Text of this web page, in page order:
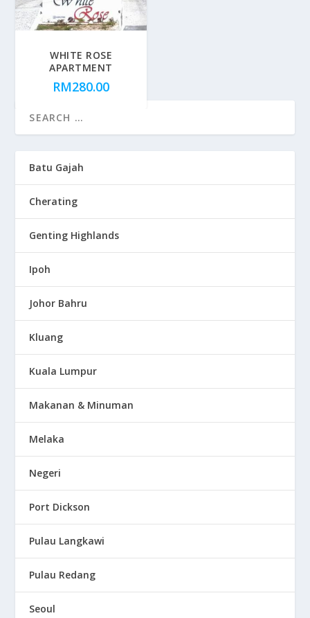
WHITE ROSE
APARTMENT
RM280.00
Batu Gajah
Cherating
Genting Highlands
Ipoh
Johor Bahru
Kluang
Kuala Lumpur
Makanan & Minuman
Melaka
Negeri
Port Dickson
Pulau Langkawi
Pulau Redang
Seoul